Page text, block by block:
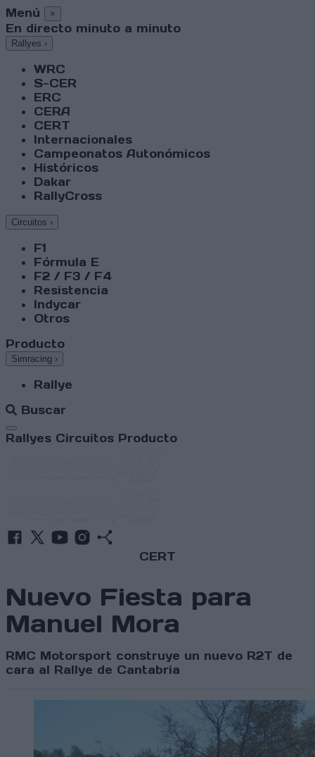
Menú ×
En directo minuto a minuto
Rallyes ›
WRC
S-CER
ERC
CERA
CERT
Internacionales
Campeonatos Autonómicos
Históricos
Dakar
RallyCross
Circuitos ›
F1
Fórmula E
F2 / F3 / F4
Resistencia
Indycar
Otros
Producto
Simracing ›
Rallye
Buscar
Abrir menú
Rallyes Circuitos Producto
CERT
Nuevo Fiesta para
Manuel Mora
RMC Motorsport construye un nuevo R2T de
cara al Rallye de Cantabria